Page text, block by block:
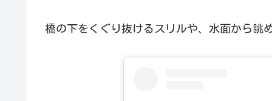
橋の下をくぐり抜けるスリルや、水面から眺